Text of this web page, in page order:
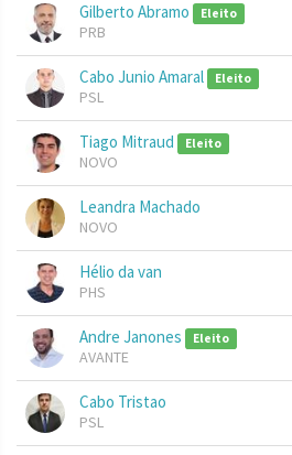
Gilberto Abramo Eleito
PRB
Cabo Junio Amaral Eleito
PSL
Tiago Mitraud Eleito
NOVO
Leandra Machado
NOVO
Hélio da van
PHS
Andre Janones Eleito
AVANTE
Cabo Tristao
PSL